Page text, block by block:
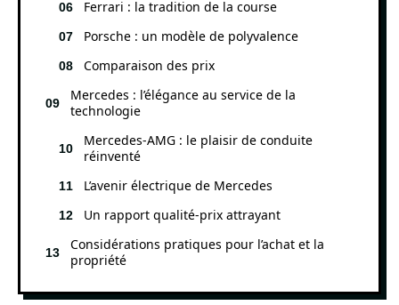
Ferrari : la tradition de la course
Porsche : un modèle de polyvalence
Comparaison des prix
Mercedes : l’élégance au service de la
technologie
Mercedes-AMG : le plaisir de conduite
réinventé
L’avenir électrique de Mercedes
Un rapport qualité-prix attrayant
Considérations pratiques pour l’achat et la
propriété